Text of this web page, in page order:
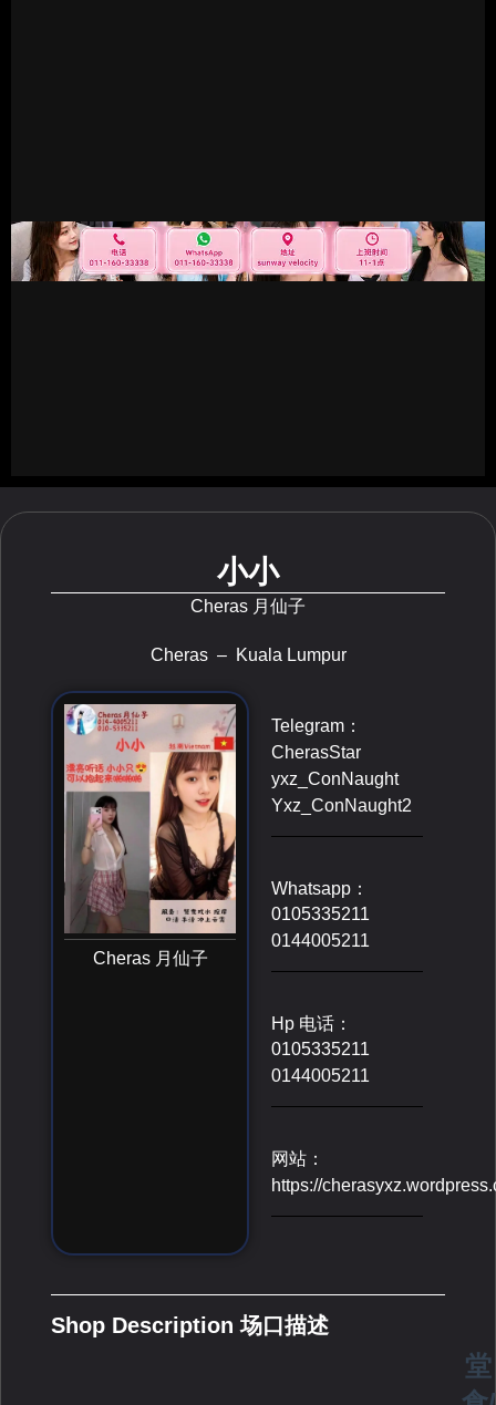
小小
Telegram：
CherasStar
yxz_ConNaught
Whatsapp：
0105335211
Hp 电话：
0105335211
网站：
堂